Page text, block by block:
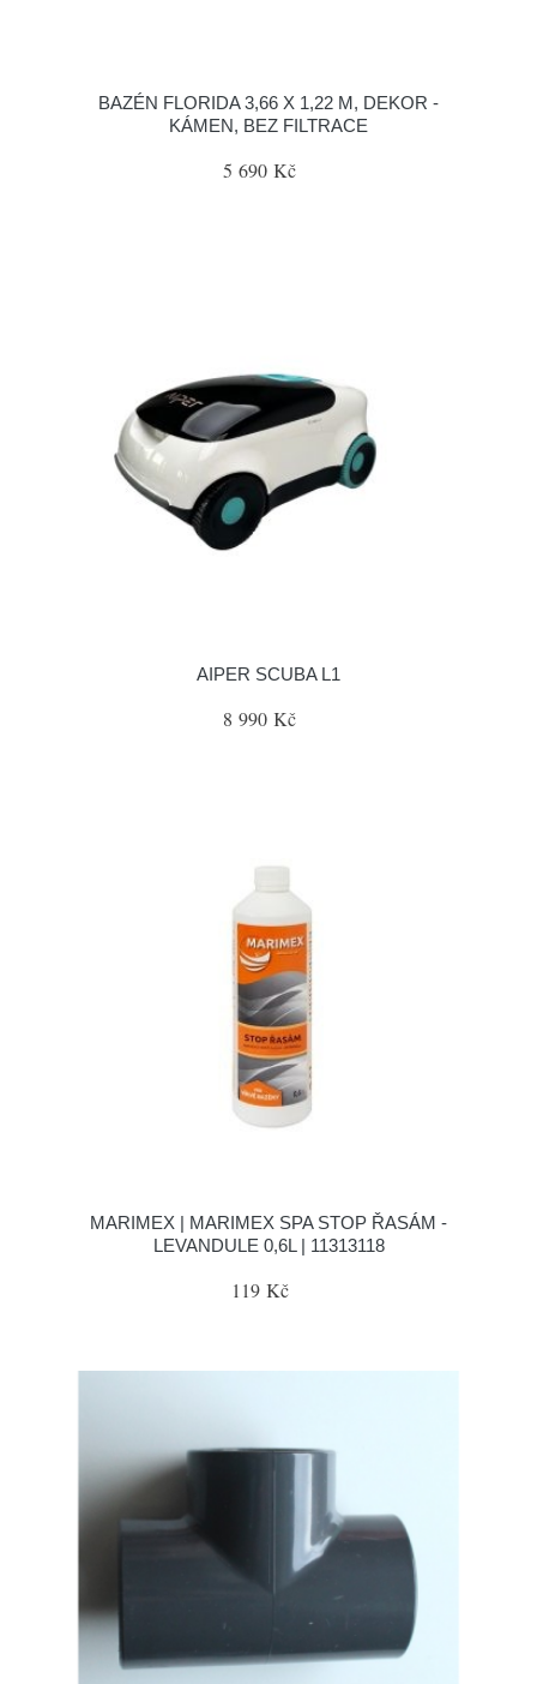
BAZÉN FLORIDA 3,66 X 1,22 M, DEKOR -
KÁMEN, BEZ FILTRACE
5 690 Kč
AIPER SCUBA L1
8 990 Kč
MARIMEX | MARIMEX SPA STOP ŘASÁM -
LEVANDULE 0,6L | 11313118
119 Kč